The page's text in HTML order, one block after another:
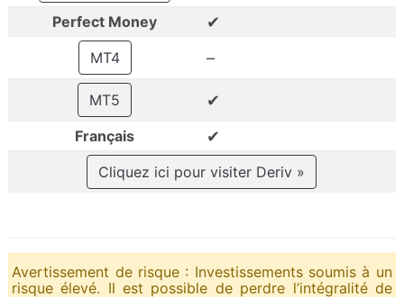
Perfect Money
✔
MT4 –
MT5 ✔
Français ✔
Cliquez ici pour visiter Deriv »
Avertissement de risque : Investissements soumis à un
risque élevé. Il est possible de perdre l’intégralité de